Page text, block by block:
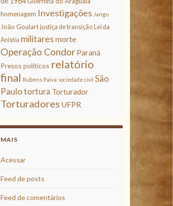
homenagem Investigações Jango
João Goulart justiça de transição Lei da
Anistia militares morte
Operação Condor Paraná
Presos políticos relatório
final Rubens Paiva sociedade civil São
Paulotortura Torturador
Torturadores UFPR
MAIS
Acessar
Feed de posts
Feed de comentários